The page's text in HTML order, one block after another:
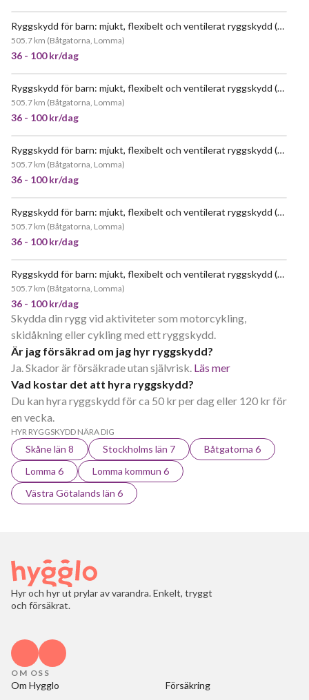
Ryggskydd för barn: mjukt, flexibelt och ventilerat ryggskydd (storlek junior large)
505.7 km (Båtgatorna, Lomma)
36 - 100 kr/dag
Ryggskydd för barn: mjukt, flexibelt och ventilerat ryggskydd (storlek junior medium)
505.7 km (Båtgatorna, Lomma)
36 - 100 kr/dag
Ryggskydd för barn: mjukt, flexibelt och ventilerat ryggskydd (storlek junior small)
505.7 km (Båtgatorna, Lomma)
36 - 100 kr/dag
Ryggskydd för barn: mjukt, flexibelt och ventilerat ryggskydd (storlek: junior medium)
505.7 km (Båtgatorna, Lomma)
36 - 100 kr/dag
Ryggskydd för barn: mjukt, flexibelt och ventilerat ryggskydd (storlek: junior large)
505.7 km (Båtgatorna, Lomma)
36 - 100 kr/dag
Skydda din rygg vid aktiviteter som motorcykling,
skidåkning eller cykling med ett ryggskydd.
Är jag försäkrad om jag hyr ryggskydd?
Ja. Skador är försäkrade utan självrisk. Läs mer
Vad kostar det att hyra ryggskydd?
Du kan hyra ryggskydd för ca 50 kr per dag eller 120 kr för
en vecka.
HYR RYGGSKYDD NÄRA DIG
Skåne län 8 Stockholms län 7
Båtgatorna 6
Lomma 6
Lomma kommun 6
Västra Götalands län 6
Hyr och hyr ut prylar av varandra. Enkelt, tryggt
och försäkrat.
OM OSS
Om Hygglo Försäkring